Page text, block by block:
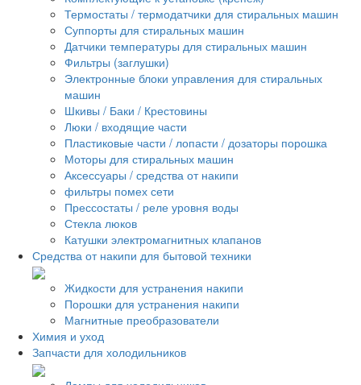
Термостаты / термодатчики для стиральных машин
Суппорты для стиральных машин
Датчики температуры для стиральных машин
Фильтры (заглушки)
Электронные блоки управления для стиральных
машин
Шкивы / Баки / Крестовины
Люки / входящие части
Пластиковые части / лопасти / дозаторы порошка
Моторы для стиральных машин
Аксессуары / средства от накипи
фильтры помех сети
Прессостаты / реле уровня воды
Стекла люков
Катушки электромагнитных клапанов
Средства от накипи для бытовой техники
Жидкости для устранения накипи
Порошки для устранения накипи
Магнитные преобразователи
Химия и уход
Запчасти для холодильников